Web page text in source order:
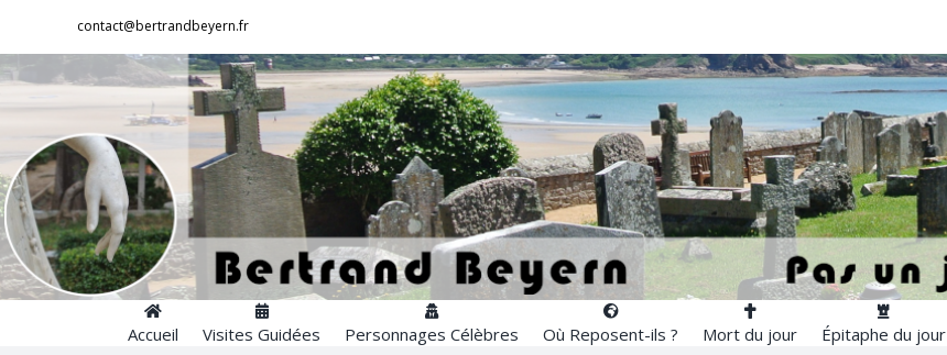
contenu
contact@bertrandbeyern.fr
Accueil Visites Guidées Personnages Célèbres Où Reposent-ils ? Mort du jour Épitaphe du jour